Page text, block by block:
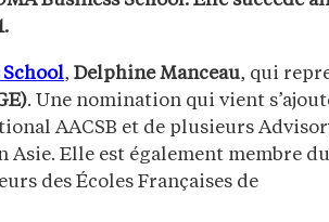
School, Delphine Manceau, qui
. Une nomination qui vient
AACSB et de plusieurs
Asie. Elle est également membre du
des Écoles Françaises de